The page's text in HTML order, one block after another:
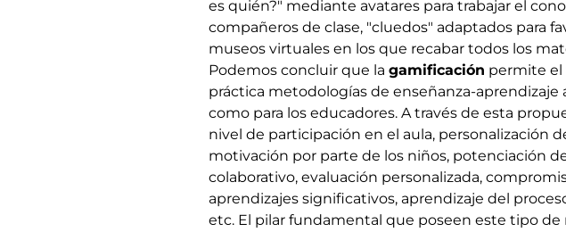
es quién?" mediante avatares para trabajar el
compañeros de clase, "cluedos" adaptados para
museos virtuales en los que recabar todos los
Podemos concluir que la gamificación permite el
práctica metodologías de enseñanza-aprendizaje
como para los educadores. A través de esta
nivel de participación en el aula, personalización
motivación por parte de los niños, potenciación
colaborativo, evaluación personalizada,
aprendizajes significativos, aprendizaje del
etc. El pilar fundamental que poseen este tipo